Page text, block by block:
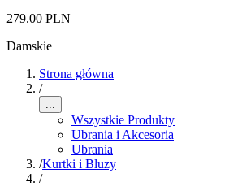
279.00 PLN
Damskie
Strona główna
/
...
Wszystkie Produkty
Ubrania i Akcesoria
Ubrania
/Kurtki i Bluzy
/